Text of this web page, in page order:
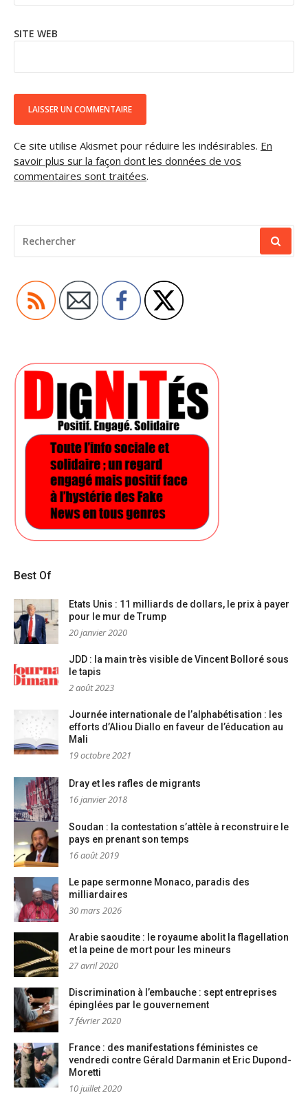
SITE WEB
Ce site utilise Akismet pour réduire les indésirables. En
savoir plus sur la façon dont les données de vos
commentaires sont traitées.
POUR
:
Best Of
Etats Unis : 11 milliards de dollars, le prix à payer
pour le mur de Trump
20 janvier 2020
JDD : la main très visible de Vincent Bolloré sous
le tapis
2 août 2023
Journée internationale de l’alphabétisation : les
efforts d’Aliou Diallo en faveur de l’éducation au
Mali
19 octobre 2021
Dray et les rafles de migrants
16 janvier 2018
Soudan : la contestation s’attèle à reconstruire le
pays en prenant son temps
16 août 2019
Le pape sermonne Monaco, paradis des
milliardaires
30 mars 2026
Arabie saoudite : le royaume abolit la flagellation
et la peine de mort pour les mineurs
27 avril 2020
Discrimination à l’embauche : sept entreprises
épinglées par le gouvernement
7 février 2020
France : des manifestations féministes ce
vendredi contre Gérald Darmanin et Eric Dupond-
Moretti
10 juillet 2020